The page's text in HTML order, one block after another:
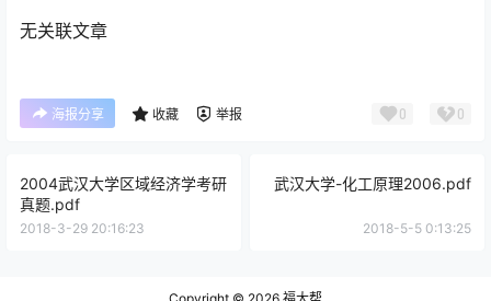
无关联文章
海报分享 收藏 举报 0 0
2004武汉大学区域经济学考研
真题.pdf
2018-3-29 20:16:23
武汉大学-化工原理2006.pdf
2018-5-5 0:13:25